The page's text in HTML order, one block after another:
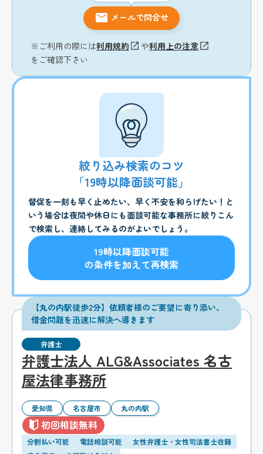
メールで問合せ
※ご利用の際には利用規約 や利用上の注意
をご確認下さい
絞り込み検索のコツ
「19時以降面談可能」
督促を一刻も早く止めたい、早く不安を和らげたい！と
いう場合は夜間や休日にも面談可能な事務所に絞りこん
で検索し、連絡してみるのがよいでしょう。
19時以降面談可能
の条件を加えて再検索
【丸の内駅徒歩2分】依頼者様のご要望に寄り添い、
借金問題を迅速に解決へ導きます
弁護士
弁護士法人 ALG&Associates 名古
屋法律事務所
愛知県 名古屋市 丸の内駅
初回相談無料
分割払い可能 電話相談可能
女性弁護士・女性司法書士在籍